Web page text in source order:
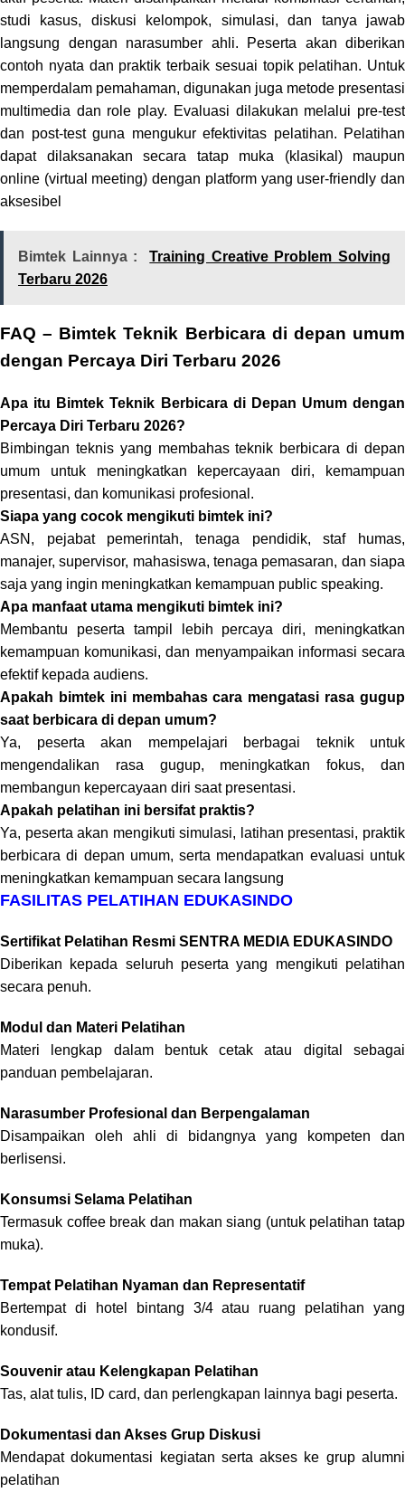
studi kasus, diskusi kelompok, simulasi, dan tanya jawab
langsung dengan narasumber ahli. Peserta akan diberikan
contoh nyata dan praktik terbaik sesuai topik pelatihan. Untuk
memperdalam pemahaman, digunakan juga metode presentasi
multimedia dan role play. Evaluasi dilakukan melalui pre-test
dan post-test guna mengukur efektivitas pelatihan. Pelatihan
dapat dilaksanakan secara tatap muka (klasikal) maupun
online (virtual meeting) dengan platform yang user-friendly dan
aksesibel
Bimtek Lainnya :
Training Creative Problem Solving
Terbaru 2026
FAQ – Bimtek Teknik Berbicara di depan umum
dengan Percaya Diri Terbaru 2026
Apa itu Bimtek Teknik Berbicara di Depan Umum dengan
Percaya Diri Terbaru 2026?
Bimbingan teknis yang membahas teknik berbicara di depan
umum untuk meningkatkan kepercayaan diri, kemampuan
presentasi, dan komunikasi profesional.
Siapa yang cocok mengikuti bimtek ini?
ASN, pejabat pemerintah, tenaga pendidik, staf humas,
manajer, supervisor, mahasiswa, tenaga pemasaran, dan siapa
saja yang ingin meningkatkan kemampuan public speaking.
Apa manfaat utama mengikuti bimtek ini?
Membantu peserta tampil lebih percaya diri, meningkatkan
kemampuan komunikasi, dan menyampaikan informasi secara
efektif kepada audiens.
Apakah bimtek ini membahas cara mengatasi rasa gugup
saat berbicara di depan umum?
Ya, peserta akan mempelajari berbagai teknik untuk
mengendalikan rasa gugup, meningkatkan fokus, dan
membangun kepercayaan diri saat presentasi.
Apakah pelatihan ini bersifat praktis?
Ya, peserta akan mengikuti simulasi, latihan presentasi, praktik
berbicara di depan umum, serta mendapatkan evaluasi untuk
meningkatkan kemampuan secara langsung
FASILITAS PELATIHAN EDUKASINDO
Sertifikat Pelatihan Resmi SENTRA MEDIA EDUKASINDO
Diberikan kepada seluruh peserta yang mengikuti pelatihan
secara penuh.
Modul dan Materi Pelatihan
Materi lengkap dalam bentuk cetak atau digital sebagai
panduan pembelajaran.
Narasumber Profesional dan Berpengalaman
Disampaikan oleh ahli di bidangnya yang kompeten dan
berlisensi.
Konsumsi Selama Pelatihan
Termasuk coffee break dan makan siang (untuk pelatihan tatap
muka).
Tempat Pelatihan Nyaman dan Representatif
Bertempat di hotel bintang 3/4 atau ruang pelatihan yang
kondusif.
Souvenir atau Kelengkapan Pelatihan
Tas, alat tulis, ID card, dan perlengkapan lainnya bagi peserta.
Dokumentasi dan Akses Grup Diskusi
Mendapat dokumentasi kegiatan serta akses ke grup alumni
pelatihan